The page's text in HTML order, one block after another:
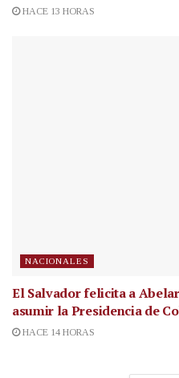
HACE 13 HORAS
NACIONALES
El Salvador felicita a
asumir la Presidencia de
HACE 14 HORAS